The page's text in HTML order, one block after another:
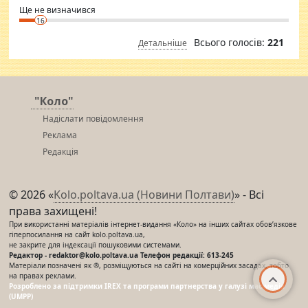
Ще не визначився
16
Детальніше Всього голосів: 221
"Коло"
Надіслати повідомлення
Реклама
Редакція
© 2026 «Kolo.poltava.ua (Новини Полтави)» - Всі
права захищені!
При використанні матеріалів інтернет-видання «Коло» на інших сайтах обов’язкове
гіперпосилання на сайт kolo.poltava.ua,
не закрите для індексації пошуковими системами.
Редактор - redaktor@kolo.poltava.ua Телефон редакції: 613-245
Матеріали позначені як ®, розміщуються на сайті на комерційних засадах, тобто
на правах реклами.
Розроблено за підтримки IREX та програми партнерства у галузі мас-медіа
(UMPP)